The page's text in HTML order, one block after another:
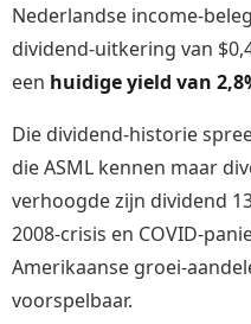
Nederlandse income-
dividend-uitkering van
een huidige yield van
Die dividend-historie
die ASML kennen maar
verhoogde zijn dividend
2008-crisis en COVID-
Amerikaanse groei-
voorspelbaar.